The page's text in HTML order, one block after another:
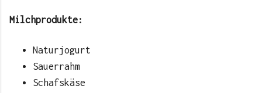
Milchprodukte:
Naturjogurt
Sauerrahm
Schafskäse